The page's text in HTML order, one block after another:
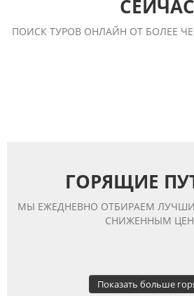
СЕЙЧАС
ПОИСК ТУРОВ ОНЛАЙН ОТ БОЛЕЕ
ГОРЯЩИЕ
МЫ ЕЖЕДНЕВНО ОТБИРАЕМ
СНИЖЕННЫМ
Показать больше